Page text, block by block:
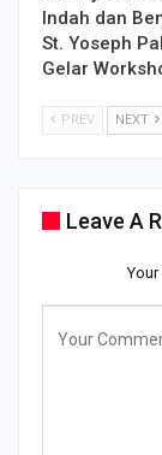
Indah dan
St. Yoseph
Gelar
PREV NEXT
Leave A